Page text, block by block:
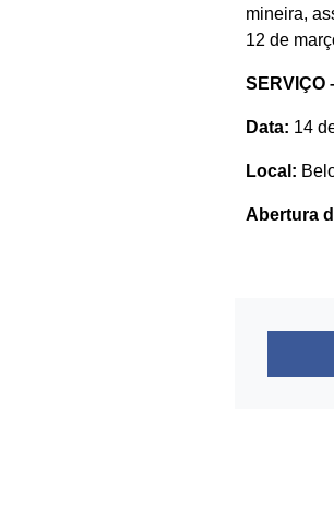
mineira,
12 de
SERVIÇO
Data: 14
Local:
Abertura